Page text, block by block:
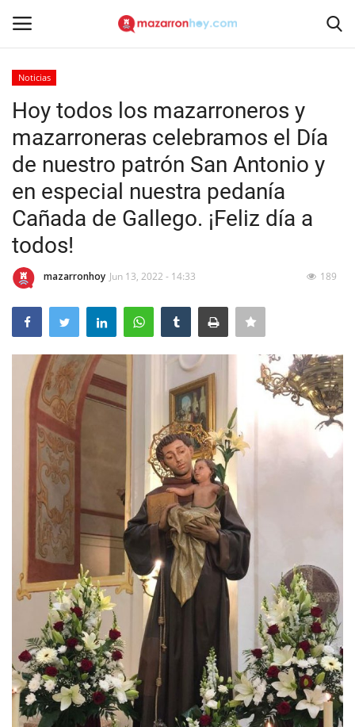
Inicio
Noticias
Entrevistas
Empresas
Mapa de Mazarrón
Vídeos
Galerías
Contacto
Empresas
Noticias
Hoy todos los mazarroneros y
mazarroneras celebramos el Día
de nuestro patrón San Antonio y
en especial nuestra pedanía
Cañada de Gallego. ¡Feliz día a
todos!
mazarronhoy Jun 13, 2022 - 14:33 189